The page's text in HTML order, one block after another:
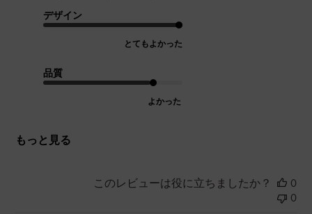
デザイン
とてもよかった
品質
よかった
もっと見る
このレビューは役に立ちましたか？
0
0